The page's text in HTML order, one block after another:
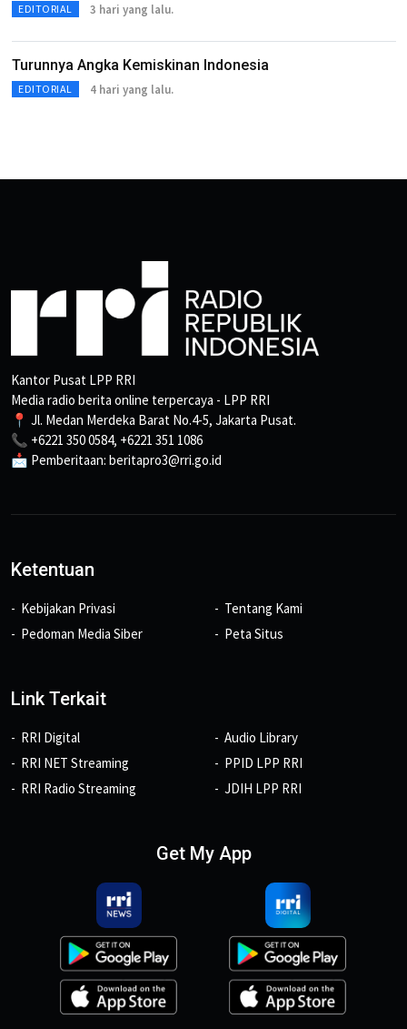
EDITORIAL 3 hari yang lalu.
Turunnya Angka Kemiskinan Indonesia
EDITORIAL 4 hari yang lalu.
Kantor Pusat LPP RRI
Media radio berita online terpercaya - LPP RRI
📍 Jl. Medan Merdeka Barat No.4-5, Jakarta Pusat.
📞 +6221 350 0584, +6221 351 1086
📩 Pemberitaan: beritapro3@rri.go.id
Ketentuan
Kebijakan Privasi
Pedoman Media Siber
Tentang Kami
Peta Situs
Link Terkait
RRI Digital
RRI NET Streaming
RRI Radio Streaming
Audio Library
PPID LPP RRI
JDIH LPP RRI
Get My App